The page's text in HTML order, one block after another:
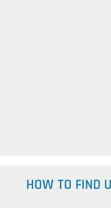
HOW TO FIND